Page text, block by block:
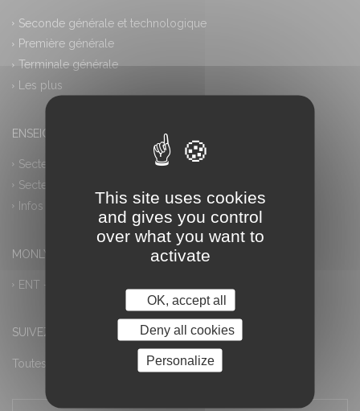
Seconde générale et technologique
Première générale
Terminale générale
Les plus
ENSEIGNEMENT PROFESSIONNEL
Secteur industriel
Secteur tertiaire
Infos pratiques
MONLYCEE.NET (ENT) – PRONOTE
ENT – Accès à PRONOTE
SUIVEZ-NOUS
Toutes les actualités
This site uses cookies
and gives you control
over what you want to
activate
OK, accept all
Deny all cookies
Personalize